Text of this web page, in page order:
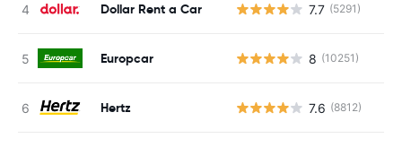
Dollar Rent a Car 7.7 (5291)
Europcar 8 (10251)
Hertz 7.6 (8812)